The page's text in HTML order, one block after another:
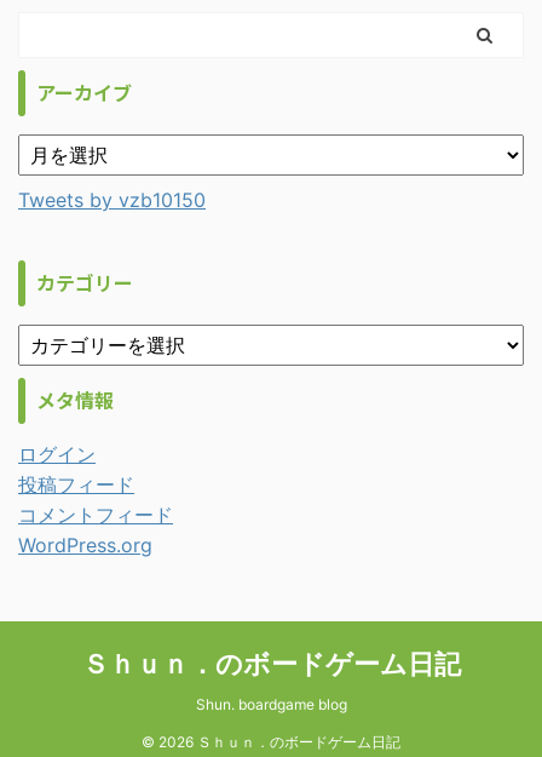
アーカイブ
Tweets by vzb10150
カテゴリー
メタ情報
ログイン
投稿フィード
コメントフィード
WordPress.org
Ｓｈｕｎ．のボードゲーム日記
Shun. boardgame blog
© 2026 Ｓｈｕｎ．のボードゲーム日記